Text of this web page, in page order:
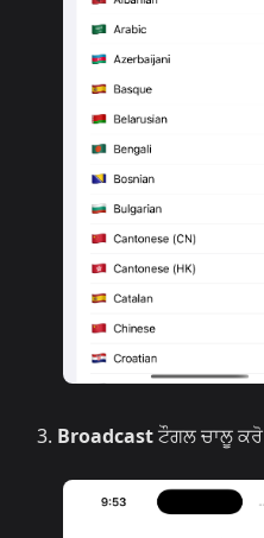
Broadcastਟੌਗਲ ਚਾਲੂ ਕਰੋ